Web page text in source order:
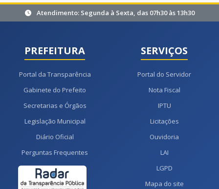
Atendimento: Segunda à Sexta, das 07h30 às 13h30
PREFEITURA
Portal da Transparência
Gabinete do Prefeito
Secretarias e Órgãos
Legislação Municipal
Diário Oficial
Perguntas Frequentes
SERVIÇOS
Portal do Servidor
Nota Fiscal
IPTU
Licitações
Ouvidoria
LAI
LGPD
Mapa do site